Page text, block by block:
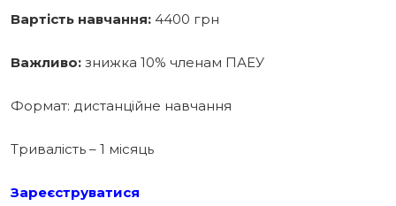
Вартість навчання: 4400 грн
Важливо: знижка 10% членам ПАЕУ
Формат: дистанційне навчання
Тривалість – 1 місяць
Зареєструватися